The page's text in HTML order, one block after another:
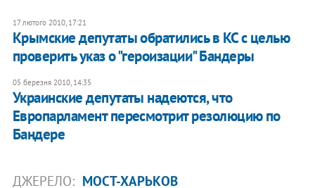
17 лютого 2010, 17:21
Крымские депутаты обратились в КС с целью
проверить указ о "героизации" Бандеры
05 березня 2010, 14:35
Украинские депутаты надеются, что
Европарламент пересмотрит резолюцию по
Бандере
ДЖЕРЕЛО: МОСТ-ХАРЬКОВ